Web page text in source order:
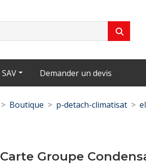
SAV Demander un devis
Boutique p-detach-climatisat
Carte Groupe